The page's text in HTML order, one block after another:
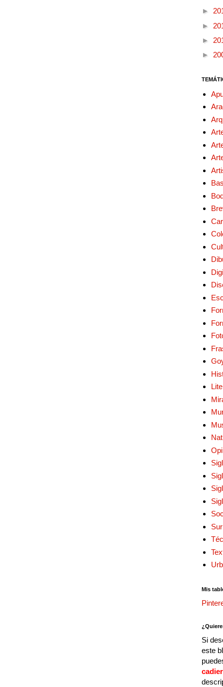
►
►
►
►
Mis
Si
este